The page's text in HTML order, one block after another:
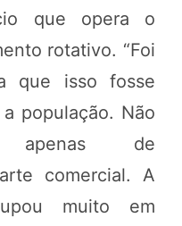
que opera o
rotativo. “Foi
que isso fosse
população. Não
apenas de
comercial. A
muito em